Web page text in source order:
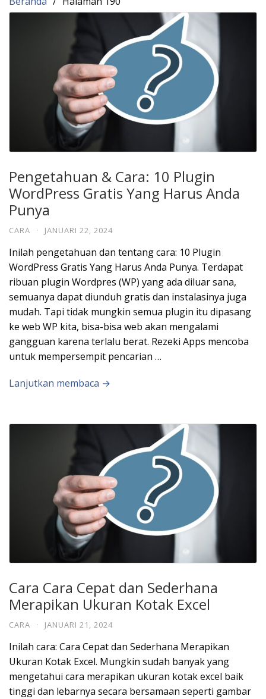
Pengetahuan & Cara: 10 Plugin
WordPress Gratis Yang Harus Anda
Punya
CARA · JANUARI 22, 2024
Inilah pengetahuan dan tentang cara: 10 Plugin
WordPress Gratis Yang Harus Anda Punya. Terdapat
ribuan plugin Wordpres (WP) yang ada diluar sana,
semuanya dapat diunduh gratis dan instalasinya juga
mudah. Tapi tidak mungkin semua plugin itu dipasang
ke web WP kita, bisa-bisa web akan mengalami
gangguan karena terlalu berat. Rezeki Apps mencoba
untuk mempersempit pencarian …
Lanjutkan membaca →
Cara Cara Cepat dan Sederhana
Merapikan Ukuran Kotak Excel
CARA · JANUARI 21, 2024
Inilah cara: Cara Cepat dan Sederhana Merapikan
Ukuran Kotak Excel. Mungkin sudah banyak yang
mengetahui cara merapikan ukuran kotak excel baik
tinggi dan lebarnya secara bersamaan seperti gambar